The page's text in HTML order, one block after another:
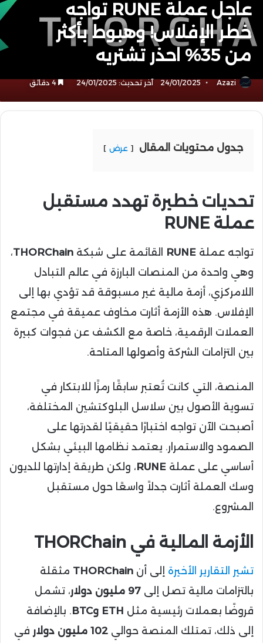
عاجل عملة RUNE تواجه
خطر الإفلاس! وهبوط بأكثر
من 35% احذر تشتريه
Azazi
24/01/2025 آخر تحديث: 24/01/2025
جدول محتويات المقال عرض
تحديات خطيرة تهدد مستقبل
عملةRUNE
تواجه عملة RUNE القائمة على شبكة THORChain،
وهي واحدة من المنصات البارزة في عالم التبادل
اللامركزي، أزمة مالية غير مسبوقة قد تؤدي بها إلى
الإفلاس. هذه الأزمة أثارت مخاوف عميقة في مجتمع
العملات الرقمية، خاصة مع الكشف عن فجوات كبيرة
بين التزامات الشركة وأصولها المتاحة.
المنصة، التي كانت تُعتبر سابقًا رمزًا للابتكار في
تسوية الأصول بين سلاسل البلوكتشين المختلفة،
أصبحت الآن تواجه اختبارًا حقيقيًا لقدرتها على
الصمود والاستمرار. يعتمد نظامها البيئي بشكل
أساسي على عملة RUNE، ولكن طريقة إدارتها للديون
وسك العملة أثارت جدلاً واسعًا حول مستقبل
المشروع.
الأزمة المالية في THORChain
تشير التقارير الأخيرة إلى أن THORChain مثقلة
بالتزامات مالية تصل إلى 97 مليون دولار
، تشمل
قروضًا بعملات رئيسية مثل ETH وBTC
. بالإضافة
إلى ذلك، تمتلك المنصة حوالي 102 مليون دولار
في